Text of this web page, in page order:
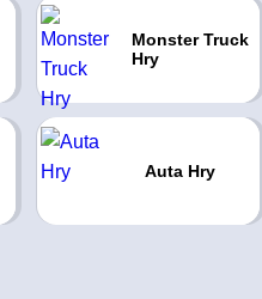
Monster Truck
Hry
Auta Hry